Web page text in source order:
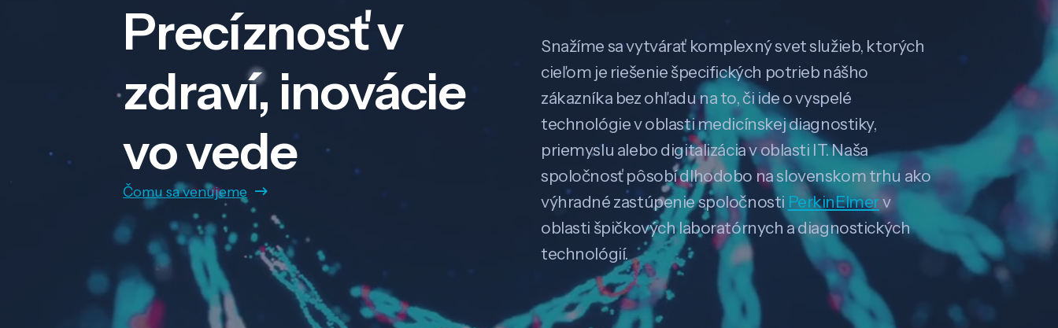
Precíznosť v
zdraví, inovácie
vo vede
Čomu sa venujeme
Snažíme sa vytvárať komplexný svet služieb, ktorých
cieľom je riešenie špecifických potrieb nášho
zákazníka bez ohľadu na to, či ide o vyspelé
technológie v oblasti medicínskej diagnostiky,
priemyslu alebo digitalizácia v oblasti IT. Naša
spoločnosť pôsobí dlhodobo na slovenskom trhu ako
výhradné zastúpenie spoločnosti PerkinElmerv
oblasti špičkových laboratórnych a diagnostických
technológií.